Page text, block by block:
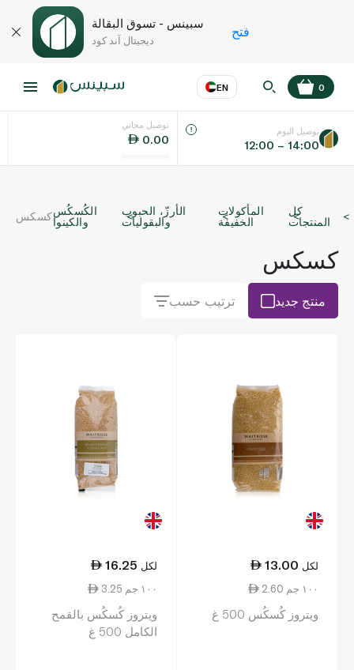
سبينس - تسوق البقالة
ديجيتال آند كود
فتح
EN
اللغة عر
KSA
0
توصيل مجاني
0.00
توصيل اليوم
12:00 – 14:00
كل
المنتجات
المأكولات
الخفيفة
الأرزّ، الحبوب
والبقوليات
الكُسكُس
والكينواكسكس
كسكس
منتج جديد ترتيب حسب
13.00 لكل
2.60 ١٠٠ جم
ويتروز كُسكُس 500 غ
16.25 لكل
3.25 ١٠٠ جم
ويتروز كُسكُس بالقمح
الكامل 500 غ